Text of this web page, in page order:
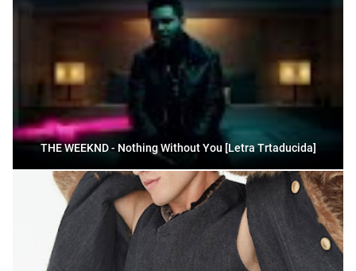
THE WEEKND - Nothing Without You [Letra Trtaducida]